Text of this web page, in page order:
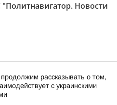
Новости
рассказывать о том,
с украинскими